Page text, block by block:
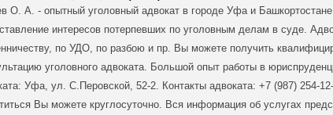
О. А. - опытный уголовный адвокат в городе Уфа и
интересов потерпевших по уголовным делам в суде.
по УДО, по разбою и пр. Вы можете получить
уголовного адвоката. Большой опыт работы в
Уфа, ул. С.Перовской, 52-2. Контакты адвоката: +7 (987) 254-
Вы можете круглосуточно. Вся информация об услугах